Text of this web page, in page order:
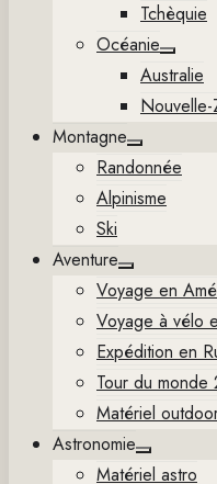
Tchèquie
Océanie
Show
sub
menu
Australie
Montagne
Show
sub
menu
Randonnée
Alpinisme
Ski
Aventure
Show
sub
menu
Voyage en
Voyage à vélo
Expédition en
Tour du monde
Matériel
Astronomie
Show
sub
Matériel astro